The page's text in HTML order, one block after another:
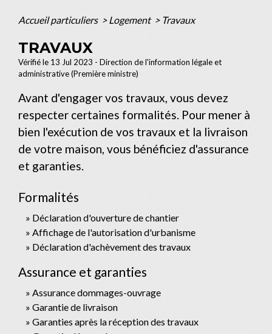
Accueil particuliers > Logement > Travaux
TRAVAUX
Vérifié le 13 Jul 2023 - Direction de l'information légale et
administrative (Première ministre)
Avant d'engager vos travaux, vous devez
respecter certaines formalités. Pour mener à
bien l'exécution de vos travaux et la livraison
de votre maison, vous bénéficiez d'assurance
et garanties.
Formalités
Déclaration d'ouverture de chantier
Affichage de l'autorisation d'urbanisme
Déclaration d'achèvement des travaux
Assurance et garanties
Assurance dommages-ouvrage
Garantie de livraison
Garanties après la réception des travaux